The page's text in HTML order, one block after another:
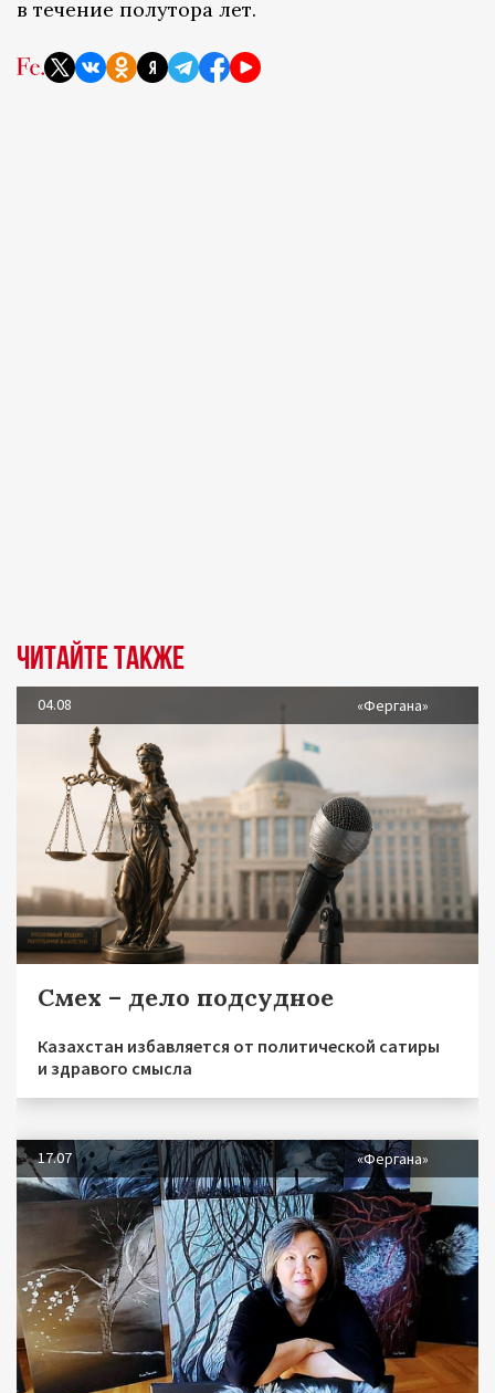
в течение полутора лет.
Читайте также
04.08 «Фергана»
Смех – дело подсудное
Казахстан избавляется от политической сатиры
и здравого смысла
17.07 «Фергана»